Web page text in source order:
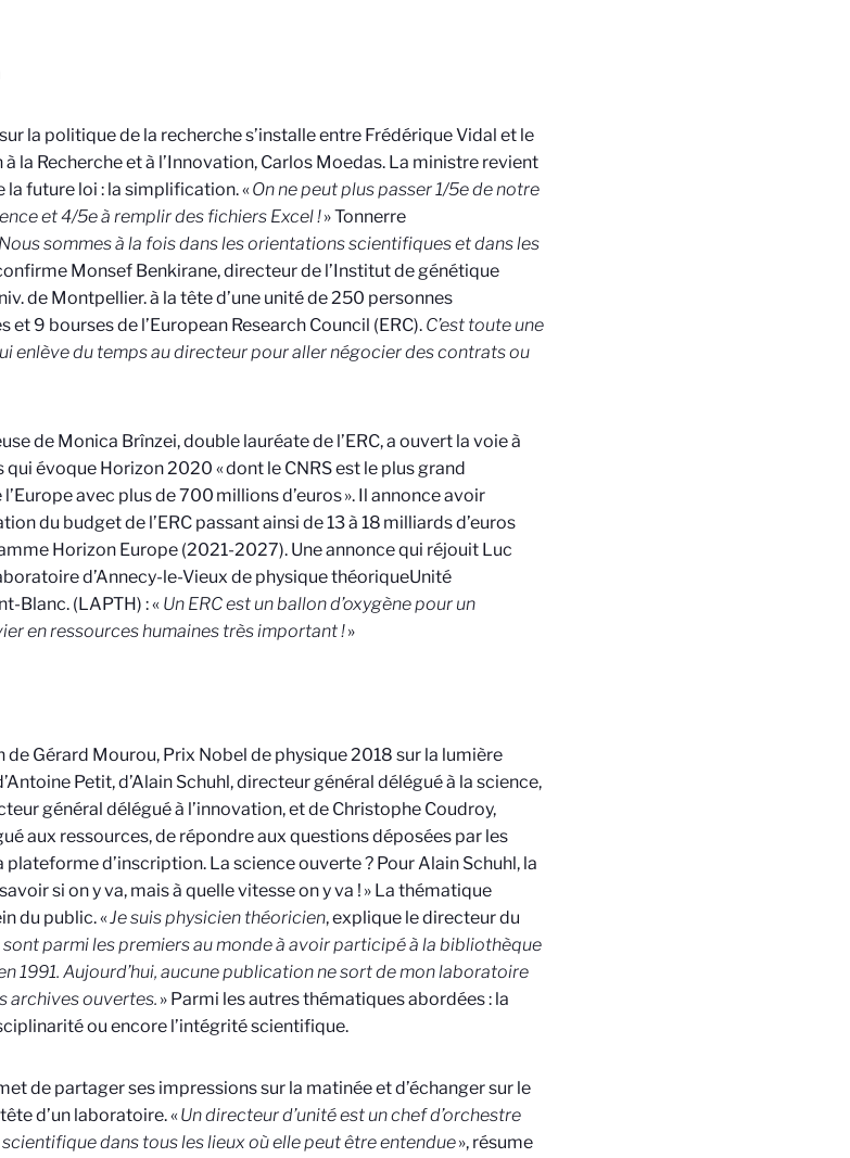
la politique de la recherche s’installe entre Frédérique Vidal et le
la Recherche et à l’Innovation, Carlos Moedas. La ministre revient
la future loi : la simplification. «On ne peut plus passer 1/5e de notre
et 4/5e à remplir des fichiers Excel !» Tonnerre
Nous sommes à la fois dans les orientations scientifiques et dans les
Monsef Benkirane, directeur de l’Institut de génétique
de Montpellier.à la tête d’une unité de 250 personnes
9 bourses de l’European Research Council (ERC). C’est toute une
enlève du temps au directeur pour aller négocier des contrats ou
de Monica Brînzei, double lauréate de l’ERC, a ouvert la voie à
évoque Horizon 2020 « dont le CNRS est le plus grand
avec plus de 700 millions d’euros ». Il annonce avoir
du budget de l’ERC passant ainsi de 13 à 18 milliards d’euros
Horizon Europe (2021-2027). Une annonce qui réjouit Luc
d’Annecy-le-Vieux de physique théoriqueUnité
Blanc. (LAPTH) : «Un ERC est un ballon d’oxygène pour un
en ressources humaines très important !»
Gérard Mourou, Prix Nobel de physique 2018 sur la lumière
Petit, d’Alain Schuhl, directeur général délégué à la science,
général délégué à l’innovation, et de Christophe Coudroy,
aux ressources, de répondre aux questions déposées par les
plateforme d’inscription. La science ouverte ? Pour Alain Schuhl, la
si on y va, mais à quelle vitesse on y va ! » La thématique
du public. «Je suis physicien théoricien, explique le directeur du
parmi les premiers au monde à avoir participé à la bibliothèque
1991. Aujourd’hui, aucune publication ne sort de mon laboratoire
archives ouvertes. » Parmi les autres thématiques abordées : la
ou encore l’intégrité scientifique.
de partager ses impressions sur la matinée et d’échanger sur le
d’un laboratoire. «Un directeur d’unité est un chef d’orchestre
dans tous les lieux où elle peut être entendue», résume